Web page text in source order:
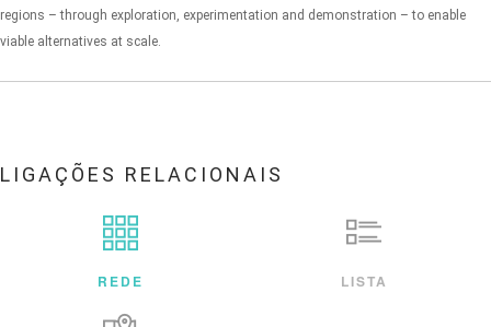
regions – through exploration, experimentation and demonstration – to enable
viable alternatives at scale.
LIGAÇÕES RELACIONAIS
REDE LISTA